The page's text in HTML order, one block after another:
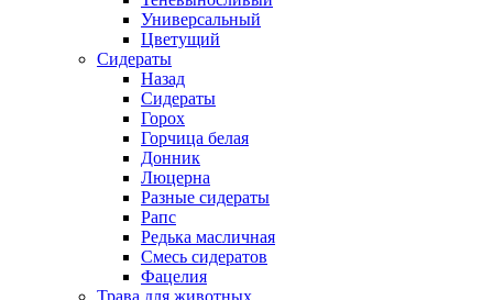
Универсальный
Цветущий
Сидераты
Назад
Сидераты
Горох
Горчица белая
Донник
Люцерна
Разные сидераты
Рапс
Редька масличная
Смесь сидератов
Фацелия
Трава для животных